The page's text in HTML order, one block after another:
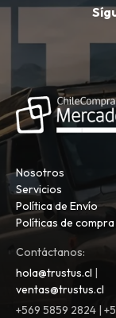
Nosotros
Servicios
Política de Envío
Políticas de compra
Contáctanos:
hola@trustus.cl |
ventas@trustus.cl
+569 5859 2824 |